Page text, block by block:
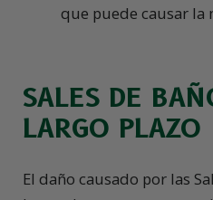
que puede causar la
SALES DE
LARGO PLAZO
El daño causado por las